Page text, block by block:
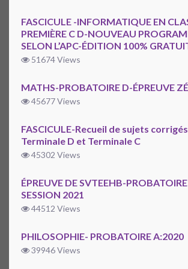
FASCICULE -INFORMATIQUE EN
PREMIÈRE C D-NOUVEAU
SELON L’APC-ÉDITION 100%
51674 Views
MATHS-PROBATOIRE D-ÉPREUVE
45677 Views
FASCICULE-Recueil de sujets corrigés
Terminale D et Terminale C
45302 Views
ÉPREUVE DE SVTEEHB-PROBATOIRE
SESSION 2021
44512 Views
PHILOSOPHIE- PROBATOIRE A:2020
39946 Views